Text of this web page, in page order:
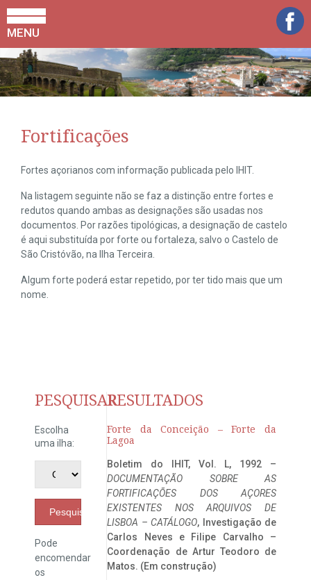
MENU
Fortificações
Fortes açorianos com informação publicada pelo IHIT.
Na listagem seguinte não se faz a distinção entre fortes e
redutos quando ambas as designações são usadas nos
documentos. Por razões tipológicas, a designação de castelo
é aqui substituída por forte ou fortaleza, salvo o Castelo de
São Cristóvão, na Ilha Terceira.
Algum forte poderá estar repetido, por ter tido mais que um
nome.
PESQUISAR
Escolha
uma ilha:
Pesquisar
Pode
encomendar
os
RESULTADOS
Forte da Conceição – Forte da
Lagoa
Boletim do IHIT, Vol. L, 1992 –
DOCUMENTAÇÃO SOBRE AS
FORTIFICAÇÕES DOS AÇORES
EXISTENTES NOS ARQUIVOS DE
LISBOA – CATÁLOGO, Investigação de
Carlos Neves e Filipe Carvalho –
Coordenação de Artur Teodoro de
Matos. (Em construção)